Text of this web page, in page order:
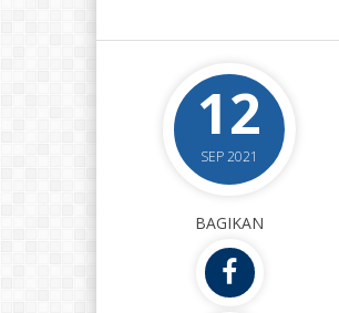
12
SEP 2021
BAGIKAN